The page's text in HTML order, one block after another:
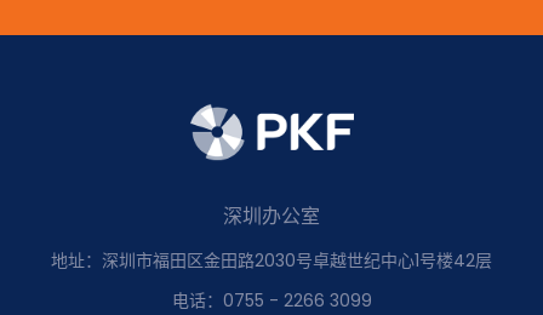
深圳办公室
地址：深圳市福田区金田路2030号卓越世纪中心1号楼42层
电话：0755 - 2266 3099